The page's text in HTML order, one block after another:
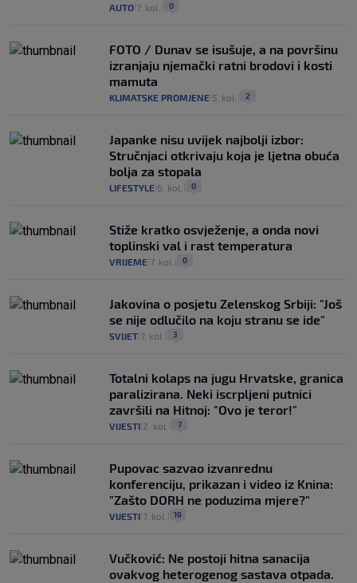
AUTO 7. kol. 0
FOTO / Dunav se isušuje, a na površinu
izranjaju njemački ratni brodovi i kosti
mamuta
KLIMATSKE PROMJENE 5. kol. 2
Japanke nisu uvijek najbolji izbor:
Stručnjaci otkrivaju koja je ljetna obuća
bolja za stopala
LIFESTYLE 6. kol. 0
Stiže kratko osvježenje, a onda novi
toplinski val i rast temperatura
VRIJEME 7. kol. 0
Jakovina o posjetu Zelenskog Srbiji: "Još
se nije odlučilo na koju stranu se ide"
SVIJET 7. kol. 3
Totalni kolaps na jugu Hrvatske, granica
paralizirana. Neki iscrpljeni putnici
završili na Hitnoj: "Ovo je teror!"
VIJESTI 2. kol. 7
Pupovac sazvao izvanrednu
konferenciju, prikazan i video iz Knina:
"Zašto DORH ne poduzima mjere?"
VIJESTI 7. kol. 19
Vučković: Ne postoji hitna sanacija
ovakvog heterogenog sastava otpada.